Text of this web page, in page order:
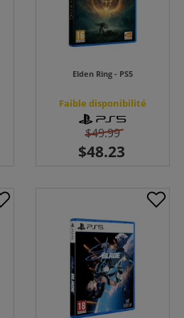
Elden Ring - PS5
Faible disponibilité
$49.99